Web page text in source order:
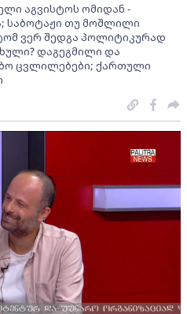
აგვისტოს ომიდან -
საბოტაჟი თუ მოშლილი
ვერ შედგა პოლიტიკურად
დაგეგმილი და
ცვლილებები; ქართული